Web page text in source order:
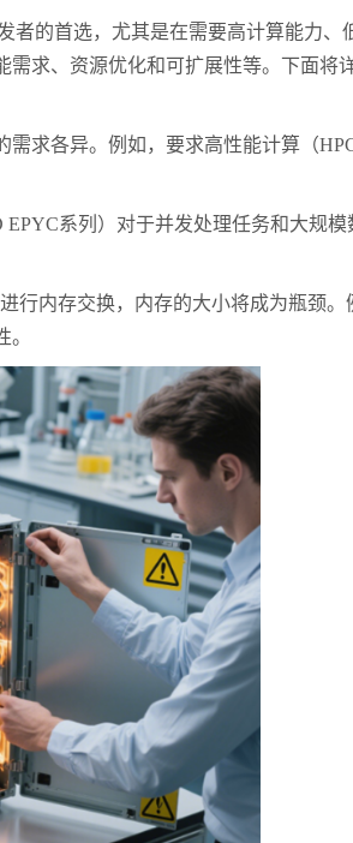
的首选，尤其是在需要高计算能力、
求、资源优化和可扩展性等。下面将
各异。例如，要求高性能计算（
系列）对于并发处理任务和大规
内存交换，内存的大小将成为瓶颈。